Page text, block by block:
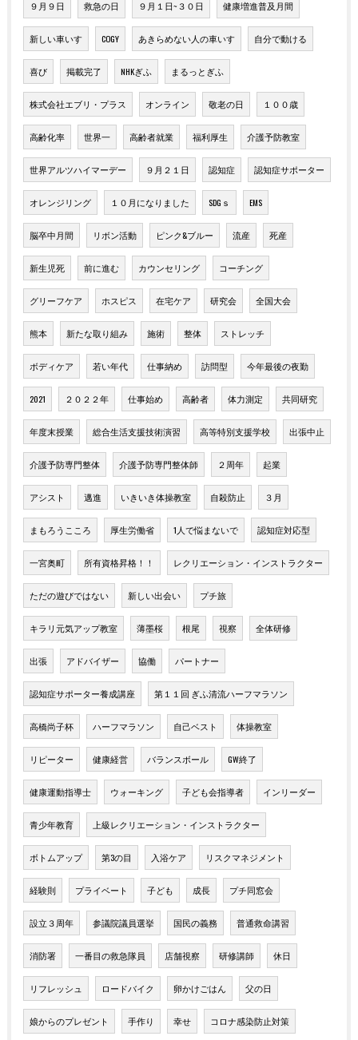
９月９日 救急の日 ９月１日~３０日 健康増進普及月間
新しい車いす COGY あきらめない人の車いす 自分で動ける
喜び 掲載完了 NHKぎふ まるっとぎふ
株式会社エブリ・プラス オンライン 敬老の日 １００歳
高齢化率 世界一 高齢者就業 福利厚生 介護予防教室
世界アルツハイマーデー ９月２１日 認知症 認知症サポーター
オレンジリング １０月になりました SDGｓ EMS
脳卒中月間 リボン活動 ピンク&ブルー 流産 死産
新生児死 前に進む カウンセリング コーチング
グリーフケア ホスピス 在宅ケア 研究会 全国大会
熊本 新たな取り組み 施術 整体 ストレッチ
ボディケア 若い年代 仕事納め 訪問型 今年最後の夜勤
2021 ２０２２年 仕事始め 高齢者 体力測定 共同研究
年度末授業 総合生活支援技術演習 高等特別支援学校 出張中止
介護予防専門整体 介護予防専門整体師 ２周年 起業
アシスト 邁進 いきいき体操教室 自殺防止 ３月
まもろうこころ 厚生労働省 1人で悩まないで 認知症対応型
一宮奥町 所有資格昇格！！ レクリエーション・インストラクター
ただの遊びではない 新しい出会い プチ旅
キラリ元気アップ教室 薄墨桜 根尾 視察 全体研修
出張 アドバイザー 協働 パートナー
認知症サポーター養成講座 第１１回 ぎふ清流ハーフマラソン
高橋尚子杯 ハーフマラソン 自己ベスト 体操教室
リピーター 健康経営 バランスボール GW終了
健康運動指導士 ウォーキング 子ども会指導者 インリーダー
青少年教育 上級レクリエーション・インストラクター
ボトムアップ 第3の目 入浴ケア リスクマネジメント
経験則 プライベート 子ども 成長 プチ同窓会
設立３周年 参議院議員選挙 国民の義務 普通救命講習
消防署 一番目の救急隊員 店舗視察 研修講師 休日
リフレッシュ ロードバイク 卵かけごはん 父の日
娘からのプレゼント 手作り 幸せ コロナ感染防止対策